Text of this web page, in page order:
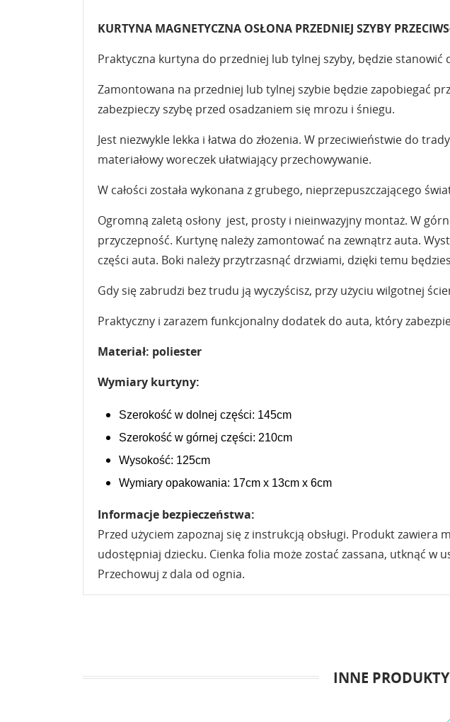
KURTYNA MAGNETYCZNA OSŁONA PRZEDNIEJ SZYBY
Praktyczna kurtyna do przedniej lub tylnej szyby, będzie stanowić
Zamontowana na przedniej lub tylnej szybie będzie zapobiegać
zabezpieczy szybę przed osadzaniem się mrozu i śniegu.
Jest niezwykle lekka i łatwa do złożenia. W przeciwieństwie do
materiałowy woreczek ułatwiający przechowywanie.
W całości została wykonana z grubego, nieprzepuszczającego
Ogromną zaletą osłony jest, prosty i nieinwazyjny montaż. W
przyczepność. Kurtynę należy zamontować na zewnątrz auta.
części auta. Boki należy przytrzasnąć drzwiami, dzięki temu
Gdy się zabrudzi bez trudu ją wyczyścisz, przy użyciu wilgotnej
Praktyczny i zarazem funkcjonalny dodatek do auta, który
Materiał: poliester
Wymiary kurtyny:
Szerokość w dolnej części: 145cm
Szerokość w górnej części: 210cm
Wysokość: 125cm
Wymiary opakowania: 17cm x 13cm x 6cm
Informacje bezpieczeństwa:
Przed użyciem zapoznaj się z instrukcją obsługi. Produkt zawiera
udostępniaj dziecku. Cienka folia może zostać zassana, utknąć
Przechowuj z dala od ognia.
INNE